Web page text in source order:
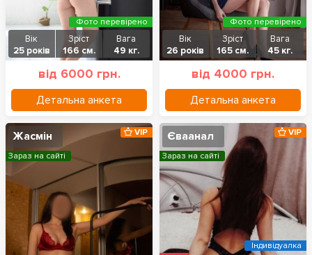
Вік
25 років
Зріст
166 см.
Вага
49 кг.
від 6000 грн.
Детальна анкета
Фото перевірено
Вік
26 років
Зріст
165 см.
Вага
45 кг.
від 4000 грн.
Детальна анкета
Фото перевірено
Жасмін VIP
Зараз на сайті
Єваанал VIP
Зараз на сайті
Індивідуалка